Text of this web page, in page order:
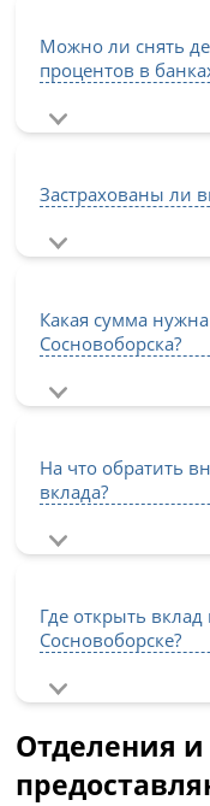
Можно ли снять
процентов в
Застрахованы ли
Какая сумма
Сосновоборска?
На что обратить
вклада?
Где открыть
Сосновоборске?
Отделения